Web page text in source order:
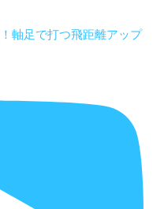
軸足で打つ飛距離アップ